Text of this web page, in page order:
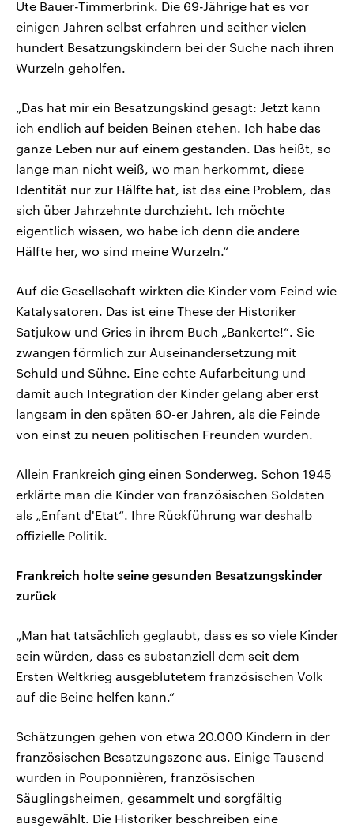
Ute Bauer-Timmerbrink. Die 69-Jährige hat es vor
einigen Jahren selbst erfahren und seither vielen
hundert Besatzungskindern bei der Suche nach ihren
Wurzeln geholfen.
„Das hat mir ein Besatzungskind gesagt: Jetzt kann
ich endlich auf beiden Beinen stehen. Ich habe das
ganze Leben nur auf einem gestanden. Das heißt, so
lange man nicht weiß, wo man herkommt, diese
Identität nur zur Hälfte hat, ist das eine Problem, das
sich über Jahrzehnte durchzieht. Ich möchte
eigentlich wissen, wo habe ich denn die andere
Hälfte her, wo sind meine Wurzeln.“
Auf die Gesellschaft wirkten die Kinder vom Feind wie
Katalysatoren. Das ist eine These der Historiker
Satjukow und Gries in ihrem Buch „Bankerte!“. Sie
zwangen förmlich zur Auseinandersetzung mit
Schuld und Sühne. Eine echte Aufarbeitung und
damit auch Integration der Kinder gelang aber erst
langsam in den späten 60-er Jahren, als die Feinde
von einst zu neuen politischen Freunden wurden.
Allein Frankreich ging einen Sonderweg. Schon 1945
erklärte man die Kinder von französischen Soldaten
als „Enfant d'Etat“. Ihre Rückführung war deshalb
offizielle Politik.
Frankreich holte seine gesunden Besatzungskinder
zurück
„Man hat tatsächlich geglaubt, dass es so viele Kinder
sein würden, dass es substanziell dem seit dem
Ersten Weltkrieg ausgeblutetem französischen Volk
auf die Beine helfen kann.“
Schätzungen gehen von etwa 20.000 Kindern in der
französischen Besatzungszone aus. Einige Tausend
wurden in Pouponnièren, französischen
Säuglingsheimen, gesammelt und sorgfältig
ausgewählt. Die Historiker beschreiben eine